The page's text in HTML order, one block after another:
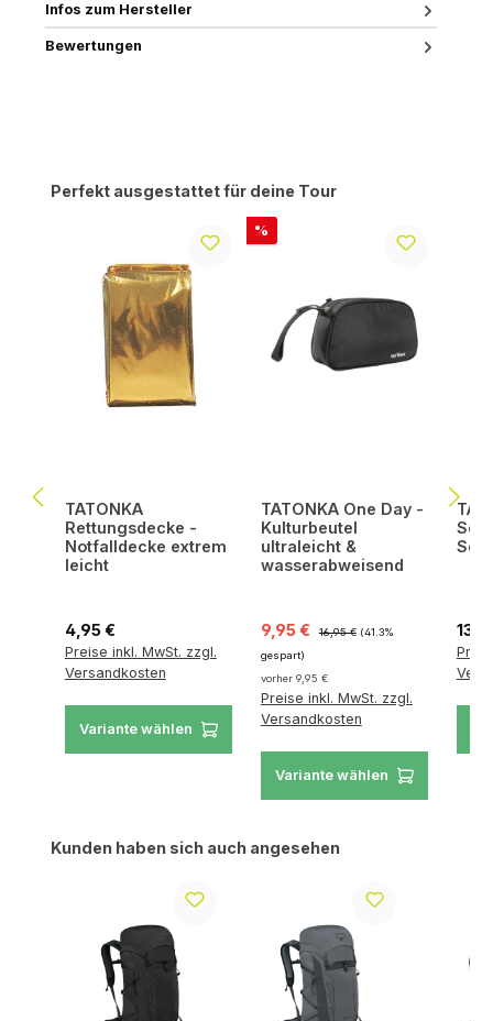
Infos zum Hersteller
Bewertungen
Produktgalerie überspringen
Perfekt ausgestattet für deine Tour
TATONKA
Rettungsdecke -
Notfalldecke extrem
leicht
Regulärer Preis:
4,95 €
Preise inkl. MwSt. zzgl.
Versandkosten
Variante wählen
Rabatt
%
TATONKA One Day -
Kulturbeutel
ultraleicht &
wasserabweisend
Verkaufspreis:
9,95 € 16,95 € (41.3%
gespart)
vorher 9,95 €
Preise inkl. MwSt. zzgl.
Versandkosten
Variante wählen
Set
Produktgalerie überspringen
Kunden haben sich auch angesehen